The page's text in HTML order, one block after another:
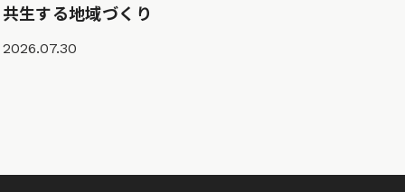
共生する地域づくり
2026.07.30